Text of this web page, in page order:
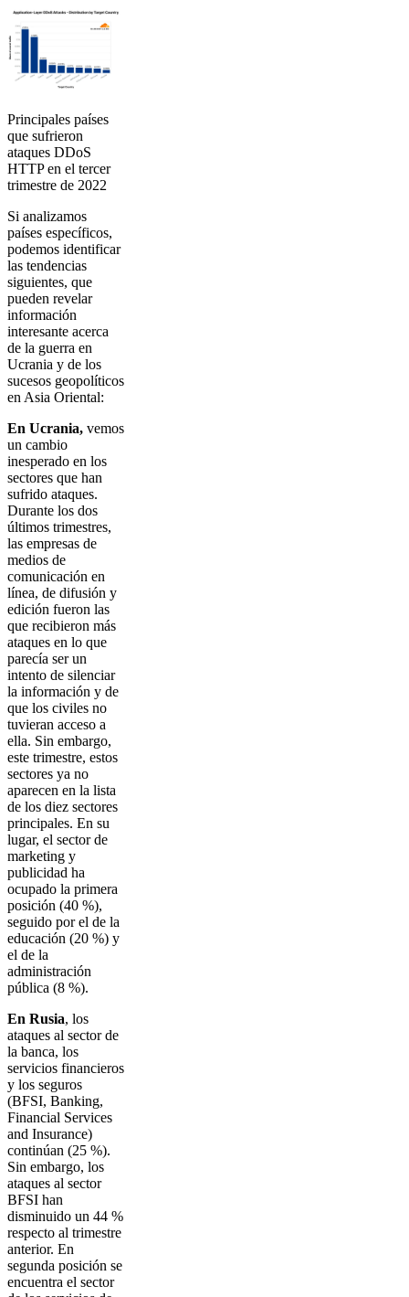
Principales países
que sufrieron
ataques DDoS
HTTP en el tercer
trimestre de 2022
Si analizamos
países específicos,
podemos identificar
las tendencias
siguientes, que
pueden revelar
información
interesante acerca
de la guerra en
Ucrania y de los
sucesos geopolíticos
en Asia Oriental:
En Ucrania, vemos
un cambio
inesperado en los
sectores que han
sufrido ataques.
Durante los dos
últimos trimestres,
las empresas de
medios de
comunicación en
línea, de difusión y
edición fueron las
que recibieron más
ataques en lo que
parecía ser un
intento de silenciar
la información y de
que los civiles no
tuvieran acceso a
ella. Sin embargo,
este trimestre, estos
sectores ya no
aparecen en la lista
de los diez sectores
principales. En su
lugar, el sector de
marketing y
publicidad ha
ocupado la primera
posición (40 %),
seguido por el de la
educación (20 %) y
el de la
administración
pública (8 %).
En Rusia, los
ataques al sector de
la banca, los
servicios financieros
y los seguros
(BFSI, Banking,
Financial Services
and Insurance)
continúan (25 %).
Sin embargo, los
ataques al sector
BFSI han
disminuido un 44 %
respecto al trimestre
anterior. En
segunda posición se
encuentra el sector